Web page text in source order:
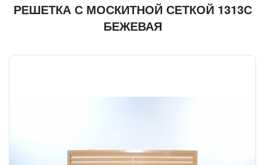
РЕШЕТКА С МОСКИТНОЙ СЕТКОЙ 1313С
БЕЖЕВАЯ